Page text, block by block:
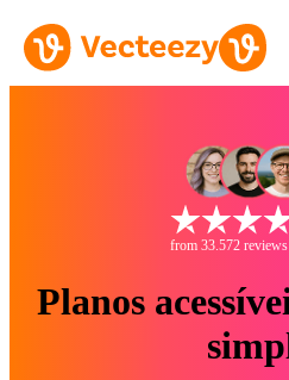
from 33.572
Planos